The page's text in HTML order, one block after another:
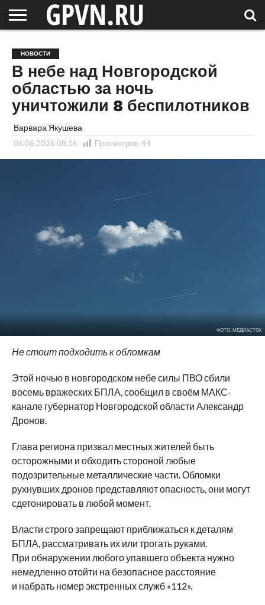
ОБЛАСТЬ
НОВОСТИ
СОСЕДЕЙ
РОССИЯ
/ МИР
СПЕЦПРОЕКТЫ
БЛОГ
СТАТЬИ
ФОТОРЕПОРТАЖИ
ИНТЕРВЬЮ
ОБЪЕКТЫ
ПОДБОРКИ
НОВОСТИ
В небе над Новгородской
областью за ночь
уничтожили 8 беспилотников
Варвара Якушева
06.06.2026 08:16 Просмотров: 44
ФОТО: МЕДИАСТОК
Не стоит подходить к обломкам
Этой ночью в новгородском небе силы ПВО сбили
восемь вражеских БПЛА, сообщил в своём МАКС-
канале губернатор Новгородской области Александр
Дронов.
Глава региона призвал местных жителей быть
осторожными и обходить стороной любые
подозрительные металлические части. Обломки
рухнувших дронов представляют опасность, они могут
сдетонировать в любой момент.
Власти строго запрещают приближаться к деталям
БПЛА, рассматривать их или трогать руками.
При обнаружении любого упавшего объекта нужно
немедленно отойти на безопасное расстояние
и набрать номер экстренных служб «112».